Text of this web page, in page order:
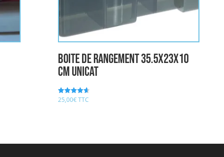
boite de rangement 35.5x23x10
cm UNICAT
Note
4.67
25,00€ TTC